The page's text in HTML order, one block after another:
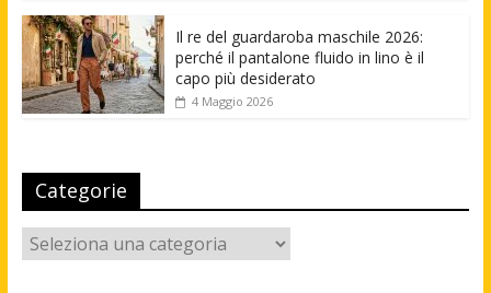
Il re del guardaroba maschile 2026:
perché il pantalone fluido in lino è il
capo più desiderato
4 Maggio 2026
Categorie
Categorie